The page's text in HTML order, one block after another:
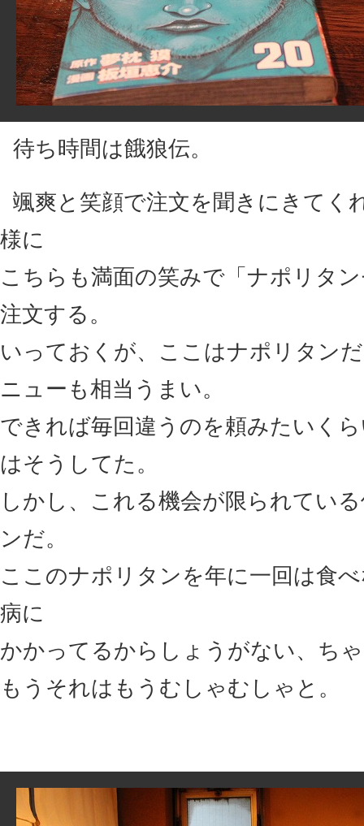
待ち時間は餓狼伝。
颯爽と笑顔で注文を聞きにきてく
様に
こちらも満面の笑みで「ナポリタ
注文する。
いっておくが、ここはナポリタン
ニューも相当うまい。
できれば毎回違うのを頼みたいく
はそうしてた。
しかし、これる機会が限られてい
ンだ。
ここのナポリタンを年に一回は食
病に
かかってるからしょうがない、ち
もうそれはもうむしゃむしゃと。